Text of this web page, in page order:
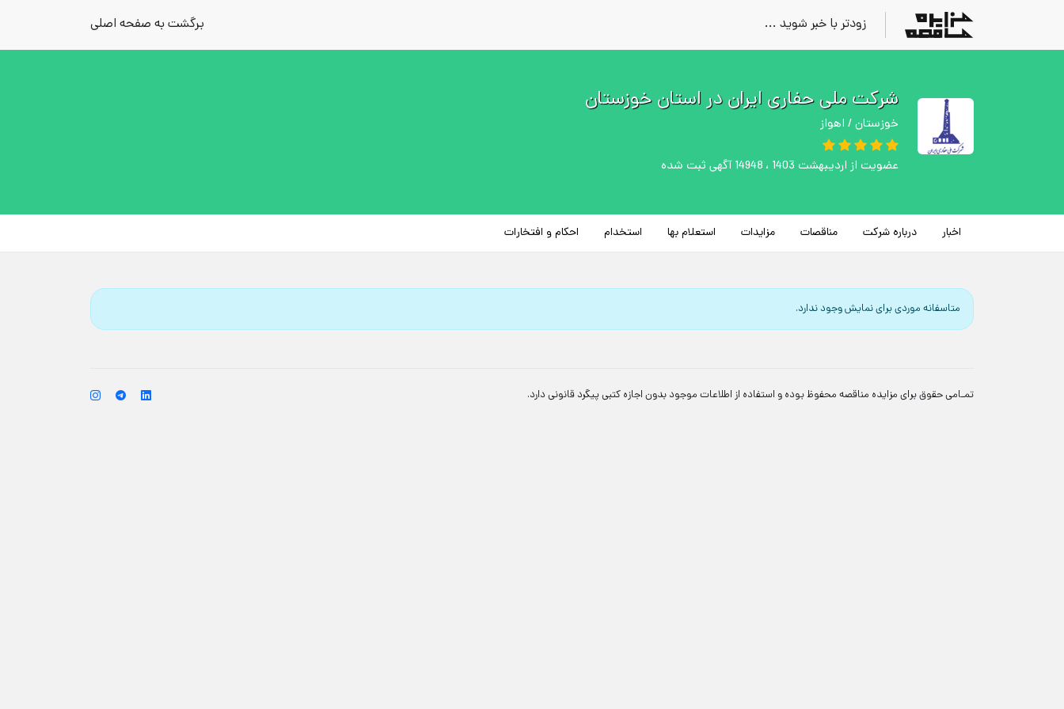
زودتر با خبر شوید ... برگشت به صفحه اصلی
شرکت ملی حفاری ایران در استان خوزستان
خوزستان / اهواز
عضویت از اردیبهشت 1403 ، 14948 آگهی ثبت شده
اخبار درباره شرکت مناقصات مزایدات استعلام بها استخدام احکام و افتخارات
متاسفانه موردی برای نمایش وجود ندارد.
تمـامی حقوق برای مزایده مناقصه محفوظ بوده و استفاده از اطلاعات موجود بدون اجازه کتبی پیگرد قانونی دارد.